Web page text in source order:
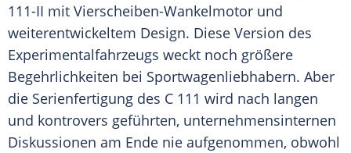
111-II mit Vierscheiben-Wankelmotor und
weiterentwickeltem Design. Diese Version des
Experimentalfahrzeugs weckt noch größere
Begehrlichkeiten bei Sportwagenliebhabern. Aber
die Serienfertigung des C 111 wird nach langen
und kontrovers geführten, unternehmensinternen
Diskussionen am Ende nie aufgenommen, obwohl